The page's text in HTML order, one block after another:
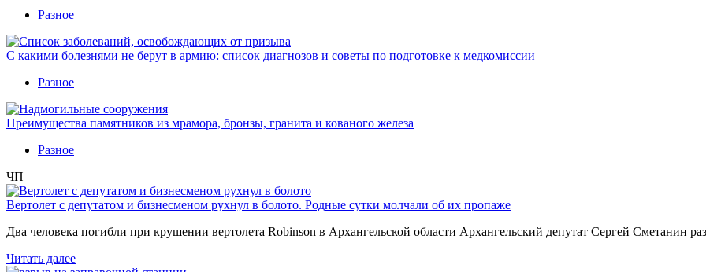
Разное
С какими болезнями не берут в армию: список диагнозов и советы по подготовке к медкомиссии
Разное
Преимущества памятников из мрамора, бронзы, гранита и кованого железа
Разное
ЧП
Вертолет с депутатом и бизнесменом рухнул в болото. Родные сутки молчали об их пропаже
Два человека погибли при крушении вертолета Robinson в Архангельской области Архангельский депутат Сергей Сметанин
Читать далее